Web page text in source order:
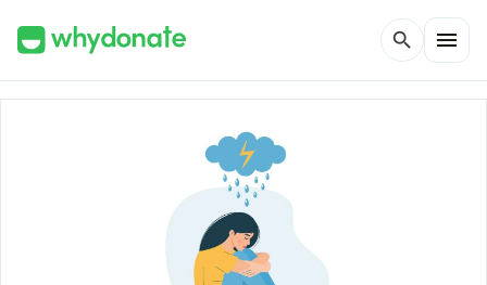
search menu